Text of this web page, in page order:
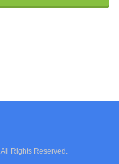
.All Rights Reserved.